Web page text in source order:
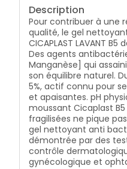
Description
Pour contribuer à une
qualité, le gel
CICAPLAST LAVANT
Des agents
Manganèse] qui
son équilibre naturel.
5%, actif connu pour
et apaisantes. pH
moussant Cicaplast
fragilisées ne pique
gel nettoyant anti
démontrée par des
contrôle
gynécologique et